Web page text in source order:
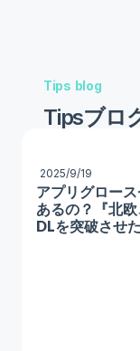
Tips blog
Tipsブロ
2025/9/19
アプリグロー
あるの？『北
DLを突破させ